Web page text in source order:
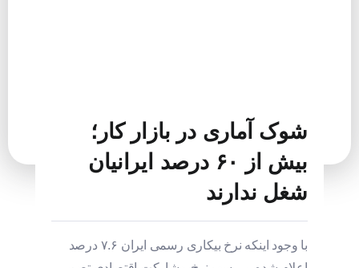
شوک آماری در بازار کار؛
بیش از ۶۰ درصد ایرانیان
شغل ندارند
با وجود اینکه نرخ بیکاری رسمی ایران ۷.۶ درصد